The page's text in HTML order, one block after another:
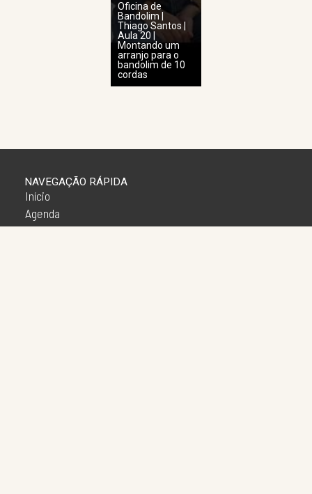
Oficina de
Bandolim |
Thiago Santos |
Aula 20 |
Montando um
arranjo para o
bandolim de 10
cordas
Início
Agenda
Apresentações
NAVEGAÇÃO RÁPIDA